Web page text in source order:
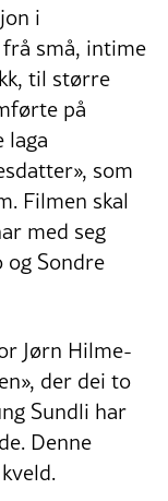
i
små, intime
til større
på
laga
som
Filmen skal
med seg
Sondre
Jørn Hilme-
der dei to
Sundli har
Denne